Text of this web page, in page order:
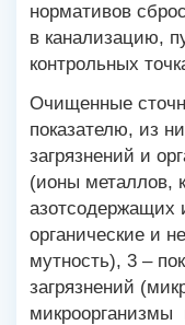
нормативов
в канализацию,
контрольных
Очищенные
показателю, из
загрязнений и
(ионы металлов,
органические и
мутность), 3 –
загрязнений
микроорганизмы